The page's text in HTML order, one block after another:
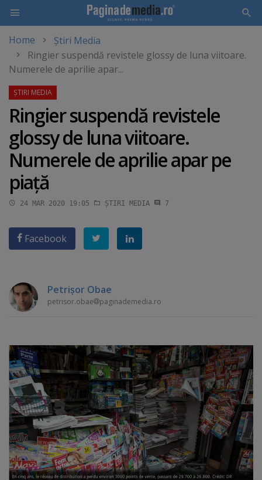
main
content
Home
Știri Media
Ringier suspendă revistele glossy de luna viitoare.
Numerele de aprilie apar...
Ringier suspendă revistele
glossy de luna viitoare.
Numerele de aprilie apar pe
piaţă
24 MAR 2020 19:05 ȘTIRI MEDIA 7
Facebook
Petrişor Obae
petrisor.obae paginademedia.ro